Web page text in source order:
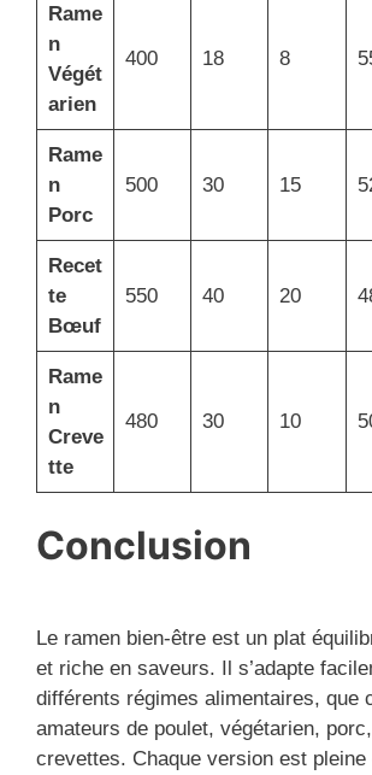
Rame
n
Végét
arien
400 18 8
Rame
n
Porc
500 30 15
Recet
te
Bœuf
550 40 20
Rame
n
Creve
tte
480 30 10
Conclusion
Le ramen bien-être est un plat
et riche en saveurs. Il s’adapte
différents régimes alimentaires, que
amateurs de poulet, végétarien,
crevettes. Chaque version est pleine